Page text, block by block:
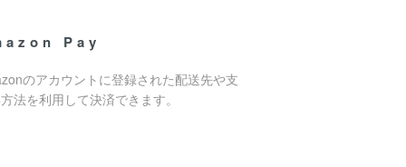
Pay
のアカウントに登録された配送先や支
法を利用して決済できます。